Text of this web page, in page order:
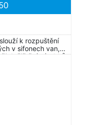
k rozpuštění
v sifonech van,
k čištění výrobků